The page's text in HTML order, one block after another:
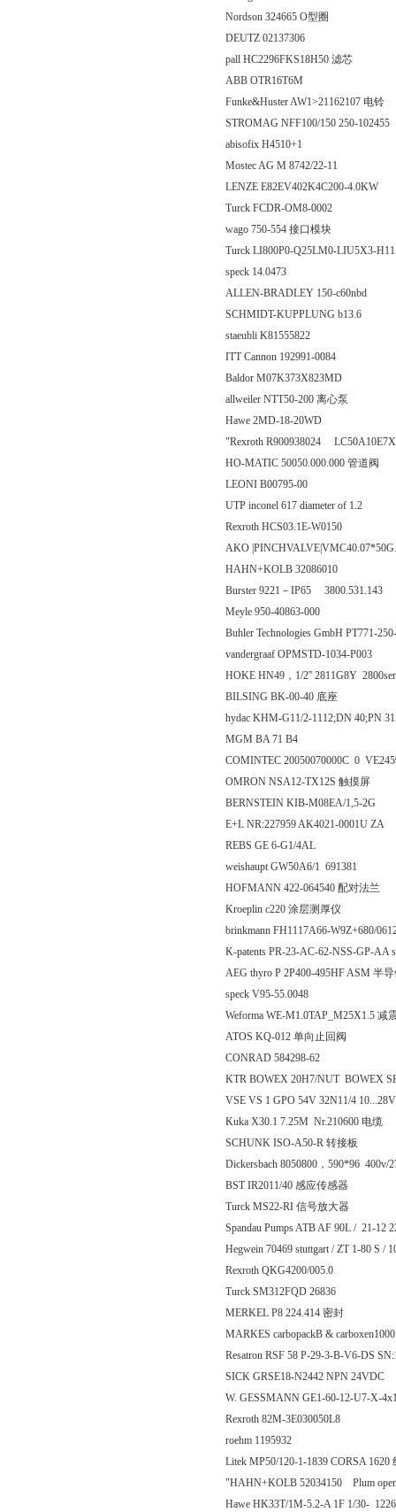
Nordson 324665 O型圈
DEUTZ 02137306
pall HC2296FKS18H50 滤芯
ABB OTR16T6M
Funke&Huster AW1>21162107 电铃
STROMAG NFF100/150 250-102455
abisofix H4510+1
Mostec AG M 8742/22-11
LENZE E82EV402K4C200-4.0KW
Turck FCDR-OM8-0002
wago 750-554 接口模块
Turck LI800P0-Q25LM0-LIU5X3-
speck 14.0473
ALLEN-BRADLEY 150-c60nbd
SCHMIDT-KUPPLUNG b13.6
staeubli K81555822
ITT Cannon 192991-0084
Baldor M07K373X823MD
allweiler NTT50-200 离心泵
Hawe 2MD-18-20WD
"Rexroth R900938024
HO-MATIC 50050.000.000 管道阀
LEONI B00795-00
UTP inconel 617 diameter of 1.2
Rexroth HCS03.1E-W0150
AKO
HAHN+KOLB 32086010
Burster 9221－IP65 3800.531.143
Meyle 950-40863-000
Buhler Technologies GmbH PT771-
vandergraaf OPMSTD-1034-P003
HOKE HN49，1/2'' 2811G8Y
BILSING BK-00-40 底座
hydac KHM-G11/2-1112;DN 40;PN
MGM BA 71 B4
COMINTEC 20050070000C 0
OMRON NSA12-TX12S 触摸屏
BERNSTEIN KIB-M08EA/1,5-2G
E+L NR:227959 AK4021-0001U ZA
REBS GE 6-G1/4AL
weishaupt GW50A6/1 691381
HOFMANN 422-064540 配对法兰
Kroeplin c220 涂层测厚仪
brinkmann FH1117A66-W9Z+680/
K-patents PR-23-AC-62-NSS-GP-AA
AEG thyro P 2P400-495HF ASM 半
speck V95-55.0048
Weforma WE-M1.0TAP_M25X1.5 减
ATOS KQ-012 单向止回阀
CONRAD 584298-62
KTR BOWEX 20H7/NUT BOWEX
VSE VS 1 GPO 54V 32N11/4
Kuka X30.1 7.25M Nr.210600 电缆
SCHUNK ISO-A50-R 转接板
Dickersbach 8050800，590*96 400v/
BST IR2011/40 感应传感器
Turck MS22-RI 信号放大器
Spandau Pumps ATB AF 90L / 21-12
Hegwein 70469 stuttgart / ZT 1-80 S /
Rexroth QKG4200/005.0
Turck SM312FQD 26836
MERKEL P8 224.414 密封
MARKES carbopackB &
Resatron RSF 58 P-29-3-B-V6-DS
SICK GRSE18-N2442 NPN 24VDC
W. GESSMANN GE1-60-12-U7-X-
Rexroth 82M-3E030050L8
roehm 1195932
Litek MP50/120-1-1839 CORSA 1620
"HAHN+KOLB 52034150 Plum
Hawe HK33T/1M-5.2-A 1F 1/30-